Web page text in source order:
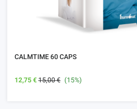
CALMTIME 60 CAPS
12,75 €15,00 € (15%)